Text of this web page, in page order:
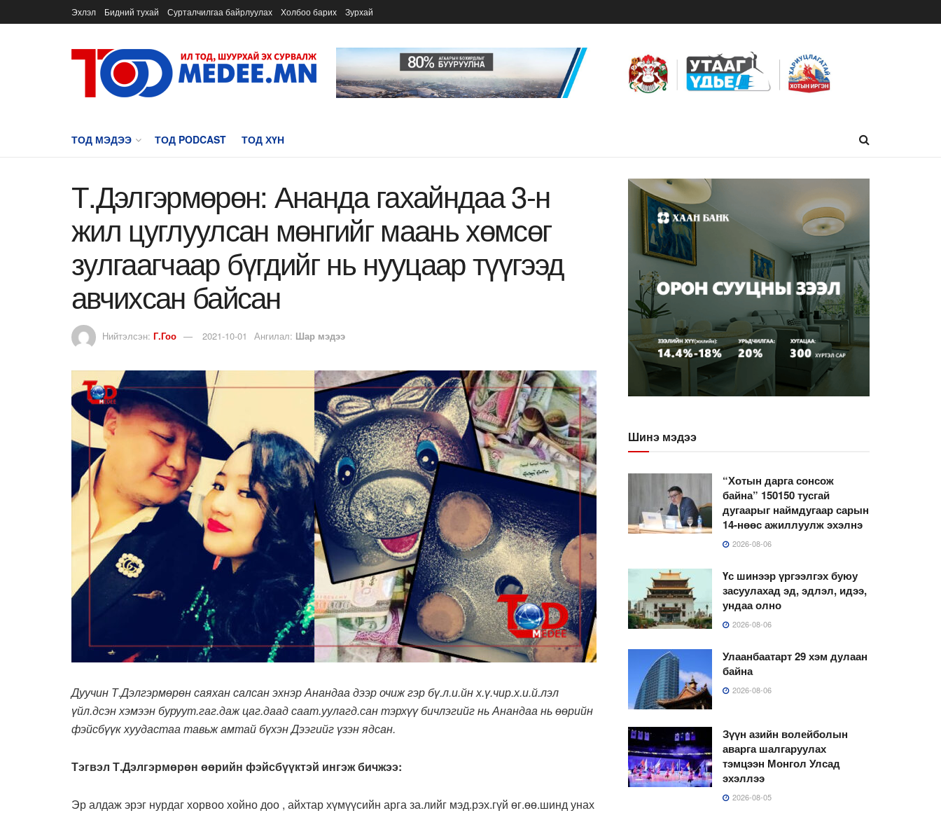
Эхлэл Бидний тухай Сурталчилгаа байрлуулах Холбоо барих Зурхай
ТОД МЭДЭЭ ТОД PODCAST ТОД ХҮН
Т.Дэлгэрмөрөн: Ананда гахайндаа 3-н
жил цуглуулсан мөнгийг маань хөмсөг
зулгаагчаар бүгдийг нь нууцаар түүгээд
авчихсан байсан
Нийтэлсэн: Г.Гоо 2021-10-01 Ангилал: Шар мэдээ
Дуучин Т.Дэлгэрмөрөн саяхан салсан эхнэр Анандаа дээр очиж гэр бү.л.и.йн х.ү.чир.х.и.й.лэл
үйл.дсэн хэмээн буруут.гаг.даж цаг.даад саат.уулагд.сан тэрхүү бичлэгийг нь Анандаа нь өөрийн
фэйсбүүк хуудастаа тавьж амтай бүхэн Дээгийг үзэн ядсан.
Тэгвэл Т.Дэлгэрмөрөн өөрийн фэйсбүүктэй ингэж бичжээ:
Эр алдаж эрэг нурдаг хорвоо хойно доо , айхтар хүмүүсийн арга за.лийг мэд.рэх.гүй өг.өө.шинд унах
Шинэ мэдээ
“Хотын дарга сонсож
байна” 150150 тусгай
дугаарыг наймдугаар сарын
14-нөөс ажиллуулж эхэлнэ
2026-08-06
Үс шинээр үргээлгэх буюу
засуулахад эд, эдлэл, идээ,
ундаа олно
2026-08-06
Улаанбаатарт 29 хэм дулаан
байна
2026-08-06
Зүүн азийн волейболын
аварга шалгаруулах
тэмцээн Монгол Улсад
эхэллээ
2026-08-05